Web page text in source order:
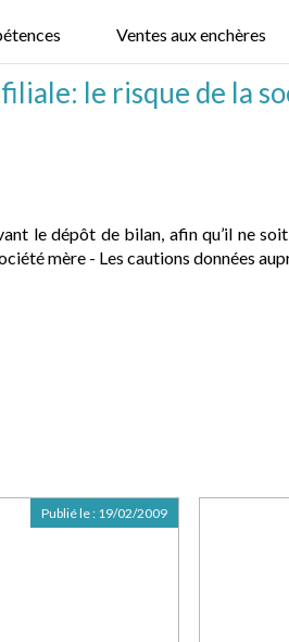
Ventes aux enchères
le risque de la
le dépôt de bilan, afin qu’il ne
mère - Les cautions données
Publié le : 19/02/2009